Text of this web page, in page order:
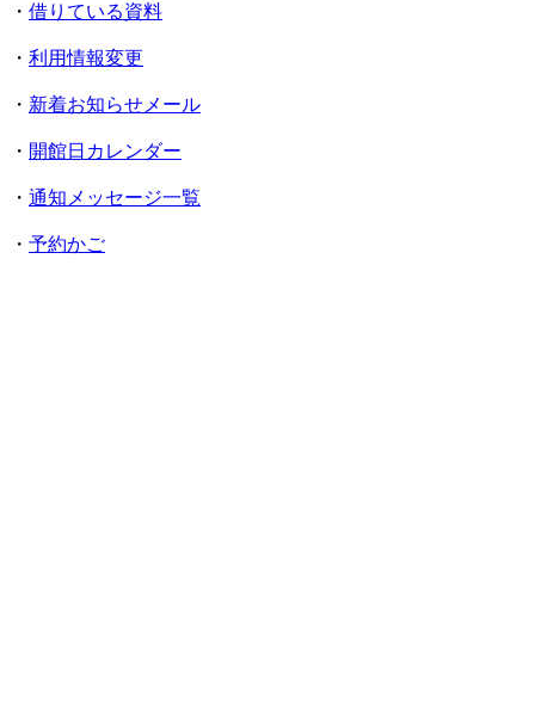
・ 借りている資料
・ 利用情報変更
・ 新着お知らせメール
・ 開館日カレンダー
・ 通知メッセージ一覧
・ 予約かご